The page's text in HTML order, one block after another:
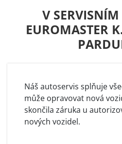
V
EUROMASTER
Náš autoservis splňuje
může opravovat nová
skončila záruka u
nových vozidel.